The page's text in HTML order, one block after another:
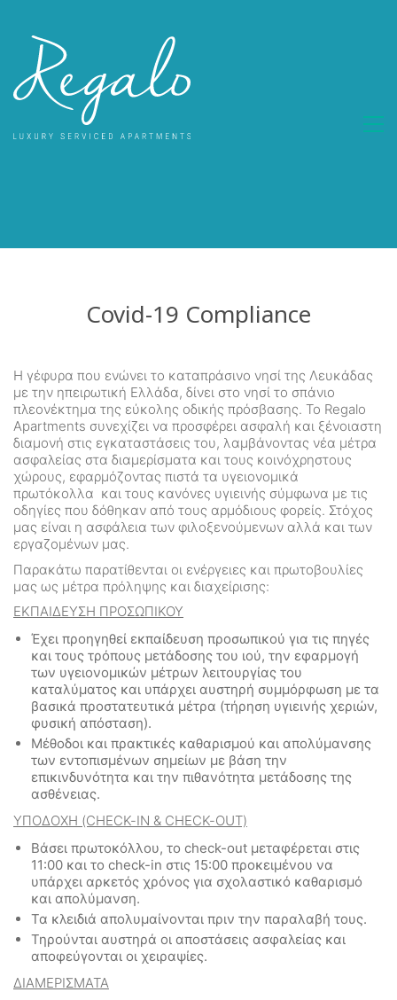
Covid-19 Compliance
Η γέφυρα που ενώνει το καταπράσινο νησί της Λευκάδας
με την ηπειρωτική Ελλάδα, δίνει στο νησί το σπάνιο
πλεονέκτημα της εύκολης οδικής πρόσβασης. Το Regalo
Apartments συνεχίζει να προσφέρει ασφαλή και ξένοιαστη
διαμονή στις εγκαταστάσεις του, λαμβάνοντας νέα μέτρα
ασφαλείας στα διαμερίσματα και τους κοινόχρηστους
χώρους, εφαρμόζοντας πιστά τα υγειονομικά
πρωτόκολλα και τους κανόνες υγιεινής σύμφωνα με τις
οδηγίες που δόθηκαν από τους αρμόδιους φορείς. Στόχος
μας είναι η ασφάλεια των φιλοξενούμενων αλλά και των
εργαζομένων μας.
Παρακάτω παρατίθενται οι ενέργειες και πρωτοβουλίες
μας ως μέτρα πρόληψης και διαχείρισης:
ΕΚΠΑΙΔΕΥΣΗ ΠΡΟΣΩΠΙΚΟΥ
Έχει προηγηθεί εκπαίδευση προσωπικού για τις πηγές
και τους τρόπους μετάδοσης του ιού, την εφαρμογή
των υγειονομικών μέτρων λειτουργίας του
καταλύματος και υπάρχει αυστηρή συμμόρφωση με τα
βασικά προστατευτικά μέτρα (τήρηση υγιεινής χεριών,
φυσική απόσταση).
Μέθοδοι και πρακτικές καθαρισμού και απολύμανσης
των εντοπισμένων σημείων με βάση την
επικινδυνότητα και την πιθανότητα μετάδοσης της
ασθένειας.
ΥΠΟΔΟΧΗ (CHECK-IN & CHECK-OUT)
Βάσει πρωτοκόλλου, το check-out μεταφέρεται στις
11:00 και το check-in στις 15:00 προκειμένου να
υπάρχει αρκετός χρόνος για σχολαστικό καθαρισμό
και απολύμανση.
Τα κλειδιά απολυμαίνονται πριν την παραλαβή τους.
Τηρούνται αυστηρά οι αποστάσεις ασφαλείας και
αποφεύγονται οι χειραψίες.
ΔΙΑΜΕΡΙΣΜΑΤΑ